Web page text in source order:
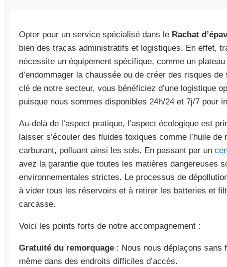
Opter pour un service spécialisé dans le Rachat
bien des tracas administratifs et logistiques. En effet,
nécessite un équipement spécifique, comme un
d’endommager la chaussée ou de créer des risques
clé de notre secteur, vous bénéficiez d’une logistique
puisque nous sommes disponibles 24h/24 et 7j/7 pour
Au-delà de l’aspect pratique, l’aspect écologique est
laisser s’écouler des fluides toxiques comme l’huile
carburant, polluant ainsi les sols. En passant par un
avez la garantie que toutes les matières dangereuses
environnementales strictes. Le processus de
à vider tous les réservoirs et à retirer les batteries et
carcasse.
Voici les points forts de notre accompagnement :
Gratuité du remorquage : Nous nous déplaçons sans
même dans des endroits difficiles d’accès.